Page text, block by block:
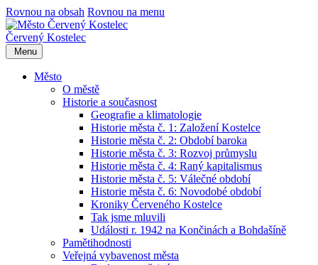
Rovnou na obsah Rovnou na menu
Červený Kostelec
Menu
Město
O městě
Historie a současnost
Geografie a klimatologie
Historie města č. 1: Založení Kostelce
Historie města č. 2: Období baroka
Historie města č. 3: Rozvoj průmyslu
Historie města č. 4: Raný kapitalismus
Historie města č. 5: Válečné období
Historie města č. 6: Novodobé období
Kroniky Červeného Kostelce
Tak jsme mluvili
Události r. 1942 na Končinách a Bohdašíně
Pamětihodnosti
Veřejná vybavenost města